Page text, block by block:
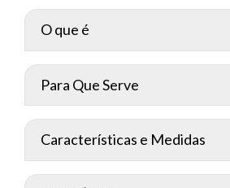
O que é
Para Que Serve
Características e Medidas